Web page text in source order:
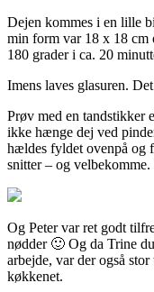
Dejen kommes i en lille
min form var 18 x 18 cm
180 grader i ca. 20
Imens laves glasuren.
Prøv med en tandstikker
ikke hænge dej ved
hældes fyldet ovenpå og
snitter – og
Og Peter var ret godt
nødder 🙂 Og da Trine
arbejde, var der også
køkkenet.